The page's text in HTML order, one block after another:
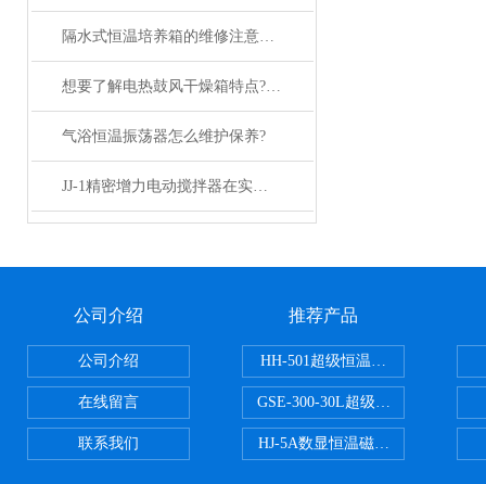
隔水式恒温培养箱的维修注意事项分享
想要了解电热鼓风干燥箱特点?请看这里。
气浴恒温振荡器怎么维护保养?
JJ-1精密增力电动搅拌器在实验室中的应用
公司介绍
公司介绍
在线留言
联系我们
推荐产品
HH-501超级恒温水浴
GSE-300-30L超级循环恒温油浴锅
HJ-5A数显恒温磁力搅拌器